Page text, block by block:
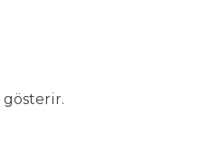
gösterir.